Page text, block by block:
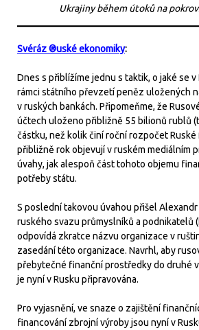
Ukrajiny během útoků na
Svéráz ®uské ekonomiky:
Dnes s přiblížíme jednu s taktik, o jaké se v
rámci státního převzetí peněz uložených
v ruských bankách. Připomeňme, že
účtech uloženo přibližně 55 bilionů rublů
částku, než kolik činí roční rozpočet Ruské
přibližně rok objevují v ruském mediálním
úvahy, jak alespoň část tohoto objemu
potřeby státu.
S poslední takovou úvahou přišel
ruského svazu průmyslníků a podnikatelů
odpovídá zkratce názvu organizace v
zasedání této organizace. Navrhl, aby
přebytečné finanční prostředky do druhé
je nyní v Rusku připravována.
Pro vyjasnění, ve snaze o zajištění
financování zbrojní výroby jsou nyní v